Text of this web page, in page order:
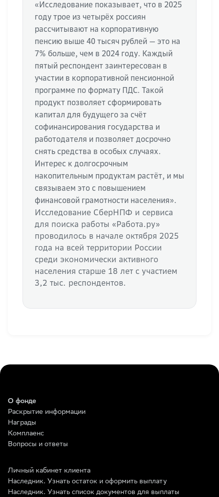
«Исследование показывает, что в 2025
году трое из четырёх россиян
рассчитывают на корпоративную
пенсию выше 40 тысяч рублей — это на
7% больше, чем в 2024 году. Каждый
пятый респондент заинтересован в
участии в корпоративной пенсионной
программе по формату ПДС. Такой
продукт позволяет сформировать
капитал для будущего за счёт
софинансирования государства и
работодателя и позволяет досрочно
снять средства в особых случаях.
Интерес к долгосрочным
накопительным продуктам растёт, и мы
связываем это с повышением
финансовой грамотности населения».
Исследование СберНПФ и сервиса
для поиска работы «Работа.ру»
проводилось в начале октября 2025
года на всей территории России
среди экономически активного
населения старше 18 лет с участием
3,2 тыс. респондентов.
О фонде
Раскрытие информации
Награды
Комплаенс
Вопросы и ответы
Личный кабинет клиента
Наследник. Узнать остаток и оформить выплату
Наследник. Узнать список документов для выплаты